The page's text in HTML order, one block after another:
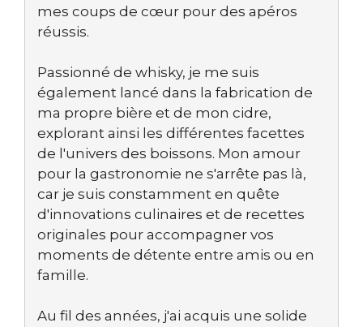
mes coups de cœur pour des apéros
réussis.
Passionné de whisky, je me suis
également lancé dans la fabrication de
ma propre bière et de mon cidre,
explorant ainsi les différentes facettes
de l'univers des boissons. Mon amour
pour la gastronomie ne s'arrête pas là,
car je suis constamment en quête
d'innovations culinaires et de recettes
originales pour accompagner vos
moments de détente entre amis ou en
famille.
Au fil des années, j'ai acquis une solide